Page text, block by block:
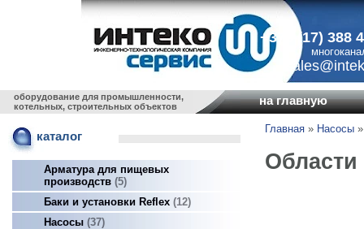
+375 (17) 388
оборудование для промышленности,
котельных, строительных объектов
на главную
каталог
Арматура для пищевых
производств 5
Баки и установки Reflex 12
Насосы 37
Главная » Насосы »
Области